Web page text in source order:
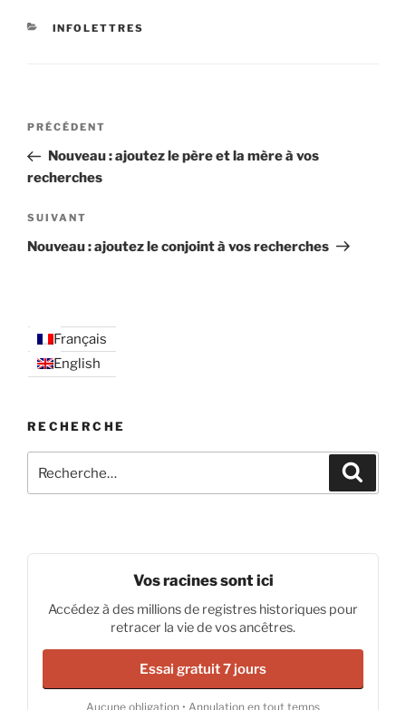
CATÉGORIES
INFOLETTRES
Navigation
l’article
Article
précédent
PRÉCÉDENT
Nouveau : ajoutez le père et la mère à vos
recherches
Article
suivant
SUIVANT
Nouveau : ajoutez le conjoint à vos recherches
Français
English
RECHERCHE
pour
Vos racines sont ici
Accédez à des millions de registres historiques pour
retracer la vie de vos ancêtres.
Essai gratuit 7 jours
Aucune obligation • Annulation en tout temps